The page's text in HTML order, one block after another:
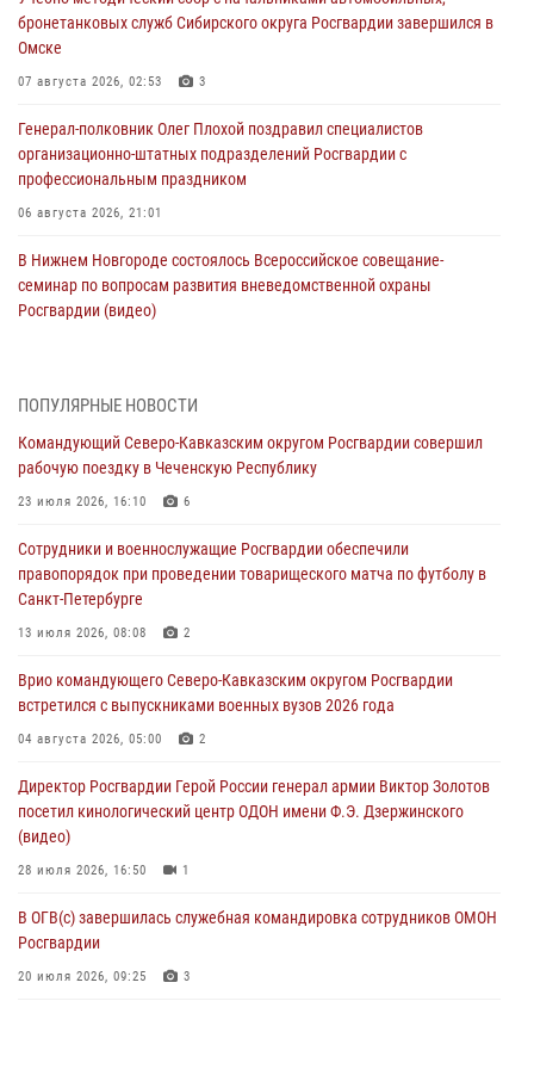
бронетанковых служб Сибирского округа Росгвардии завершился в
Омске
07 августа 2026, 02:53 3
Генерал-полковник Олег Плохой поздравил специалистов
организационно-штатных подразделений Росгвардии с
профессиональным праздником
06 августа 2026, 21:01
В Нижнем Новгороде состоялось Всероссийское совещание-
семинар по вопросам развития вневедомственной охраны
Росгвардии (видео)
память Героя России Олега Визнюка
06 августа 2026, 14:36 2
В кинологическом центре Уральского округа Росгвардии почтили
06 августа 2026, 13:29 5
В Центральном округе Росгвардии прошли мероприятия к
108‑летию генерала армии И.К. Яковлева
Росгвардейцы задержали мужчину, открывшего стрельбу в
Подмосковье (видео)
Росгвардейцы провели выставку вооружения для участников сбора
«Гвардеец» в Пензе (видео)
06 августа 2026, 12:00
ПОПУЛЯРНЫЕ НОВОСТИ
Командующий Северо-Кавказским округом Росгвардии совершил
рабочую поездку в Чеченскую Республику
23 июля 2026, 16:10 6
Сотрудники и военнослужащие Росгвардии обеспечили
правопорядок при проведении товарищеского матча по футболу в
Санкт-Петербурге
13 июля 2026, 08:08 2
Врио командующего Северо-Кавказским округом Росгвардии
встретился с выпускниками военных вузов 2026 года
04 августа 2026, 05:00 2
Директор Росгвардии Герой России генерал армии Виктор Золотов
посетил кинологический центр ОДОН имени Ф.Э. Дзержинского
(видео)
28 июля 2026, 16:50 1
В ОГВ(с) завершилась служебная командировка сотрудников ОМОН
Росгвардии
20 июля 2026, 09:25 3